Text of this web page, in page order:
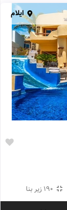
ایلام
190 زیر بنا